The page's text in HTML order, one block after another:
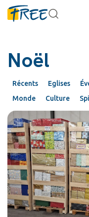
Noël
Récents Eglises
Monde
Culture